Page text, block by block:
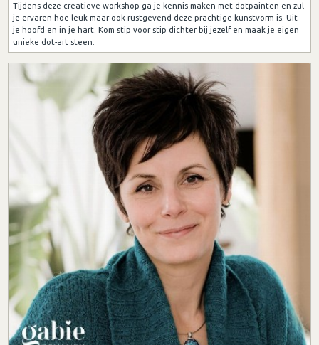
Tijdens deze creatieve workshop ga je kennis maken met dotpainten en zul
je ervaren hoe leuk maar ook rustgevend deze prachtige kunstvorm is. Uit
je hoofd en in je hart. Kom stip voor stip dichter bij jezelf en maak je eigen
unieke dot-art steen.